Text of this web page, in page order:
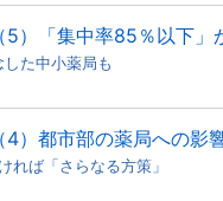
5）「集中率85％以下」
た中小薬局も
4）都市部の薬局への影
れば「さらなる方策」